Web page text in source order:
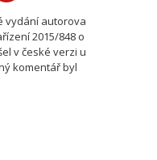
vydání autorova
2015/848 o
v české verzi u
komentář byl